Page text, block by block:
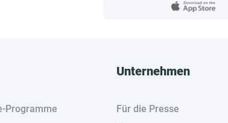
Programme
Unternehmen
Für die Presse